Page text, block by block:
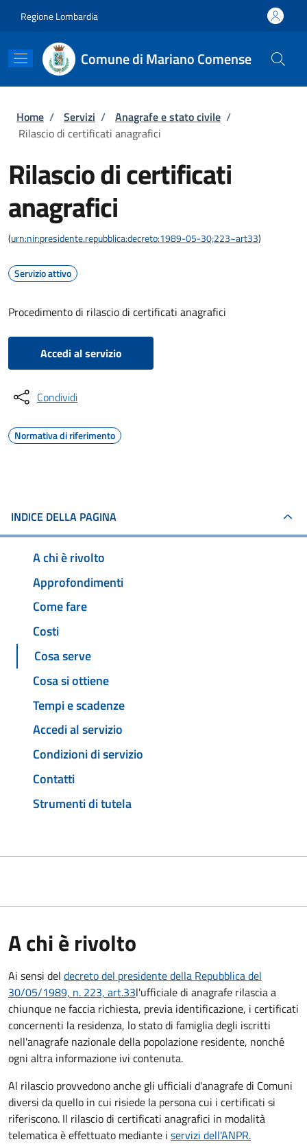
Regione Lombardia
Comune di Mariano Comense
Briciole di pane
Home / Servizi / Anagrafe e stato civile /
Rilascio di certificati anagrafici
Rilascio di certificati
anagrafici
(urn:nir:presidente.repubblica:decreto:1989-05-30;223~art33)
Servizio attivo
Procedimento di rilascio di certificati anagrafici
Accedi al servizio
Condividi
Normativa di riferimento
INDICE DELLA PAGINA
A chi è rivolto
Approfondimenti
Come fare
Costi
Cosa serve
Cosa si ottiene
Tempi e scadenze
Accedi al servizio
Condizioni di servizio
Contatti
Strumenti di tutela
A chi è rivolto
Ai sensi del decreto del presidente della Repubblica del
30/05/1989, n. 223, art.33l'ufficiale di anagrafe rilascia a
chiunque ne faccia richiesta, previa identificazione, i certificati
concernenti la residenza, lo stato di famiglia degli iscritti
nell'anagrafe nazionale della popolazione residente, nonché
ogni altra informazione ivi contenuta.
Al rilascio provvedono anche gli ufficiali d'anagrafe di Comuni
diversi da quello in cui risiede la persona cui i certificati si
riferiscono. Il rilascio di certificati anagrafici in modalità
telematica è effettuato mediante i servizi dell'ANPR.